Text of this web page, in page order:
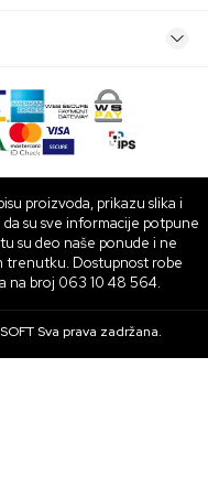
proizvoda, prikazu slika i
su sve informacije potpune
su deo naše ponude i ne
trenutku. Dostupnost robe
na broj 063 10 48 564.
Sva prava zadržana.